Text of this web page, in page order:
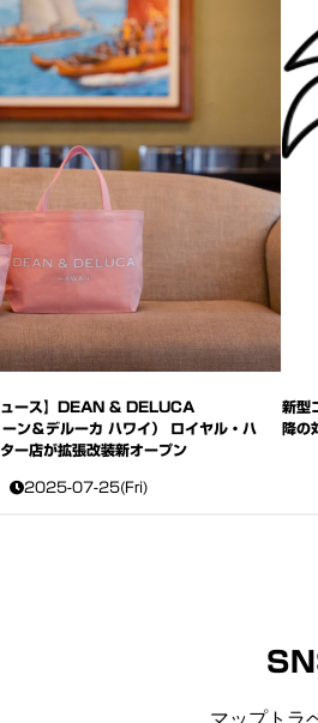
ュース】DEAN & DELUCA
ン＆デルーカ ハワイ） ロイヤル・ハ
ー店が拡張改装新オープン
2025-07-25(Fri)
新型
降の
マップトラ